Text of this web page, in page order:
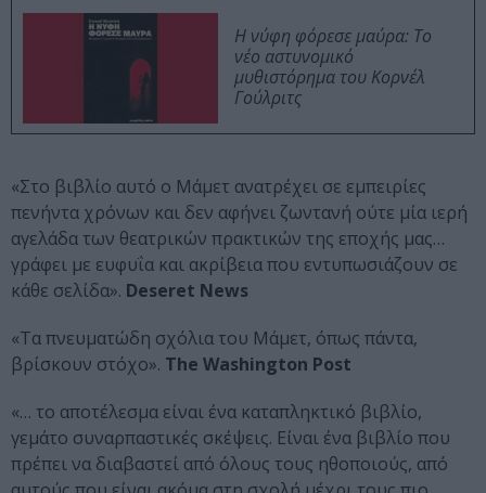
Η νύφη φόρεσε μαύρα: Το
νέο αστυνομικό
μυθιστόρημα του Κορνέλ
Γούλριτς
«Στο βιβλίο αυτό ο Μάμετ ανατρέχει σε εμπειρίες
πενήντα χρόνων και δεν αφήνει ζωντανή ούτε μία ιερή
αγελάδα των θεατρικών πρακτικών της εποχής μας…
γράφει με ευφυΐα και ακρίβεια που εντυπωσιάζουν σε
κάθε σελίδα». Deseret News
«Τα πνευματώδη σχόλια του Μάμετ, όπως πάντα,
βρίσκουν στόχο». The Washington Post
«… το αποτέλεσμα είναι ένα καταπληκτικό βιβλίο,
γεμάτο συναρπαστικές σκέψεις. Είναι ένα βιβλίο που
πρέπει να διαβαστεί από όλους τους ηθοποιούς, από